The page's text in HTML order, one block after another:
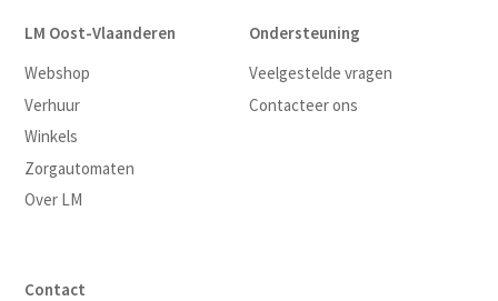
LM Oost-Vlaanderen
Webshop
Verhuur
Winkels
Zorgautomaten
Over LM
Ondersteuning
Veelgestelde vragen
Contacteer ons
Contact